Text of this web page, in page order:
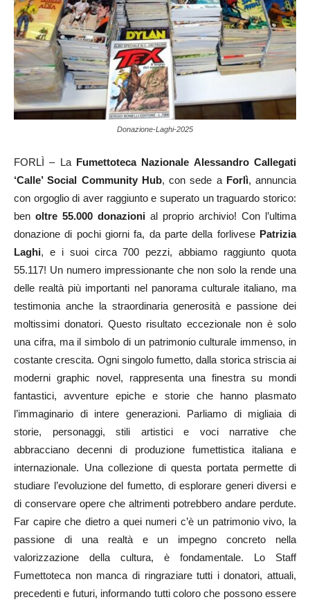
Donazione-Laghi-2025
FORLÌ – La Fumettoteca Nazionale Alessandro Callegati
‘Calle’ Social Community Hub, con sede a Forlì, annuncia
con orgoglio di aver raggiunto e superato un traguardo storico:
ben oltre 55.000 donazioni al proprio archivio! Con l’ultima
donazione di pochi giorni fa, da parte della forlivese Patrizia
Laghi, e i suoi circa 700 pezzi, abbiamo raggiunto quota
55.117! Un numero impressionante che non solo la rende una
delle realtà più importanti nel panorama culturale italiano, ma
testimonia anche la straordinaria generosità e passione dei
moltissimi donatori. Questo risultato eccezionale non è solo
una cifra, ma il simbolo di un patrimonio culturale immenso, in
costante crescita. Ogni singolo fumetto, dalla storica striscia ai
moderni graphic novel, rappresenta una finestra su mondi
fantastici, avventure epiche e storie che hanno plasmato
l’immaginario di intere generazioni. Parliamo di migliaia di
storie, personaggi, stili artistici e voci narrative che
abbracciano decenni di produzione fumettistica italiana e
internazionale. Una collezione di questa portata permette di
studiare l’evoluzione del fumetto, di esplorare generi diversi e
di conservare opere che altrimenti potrebbero andare perdute.
Far capire che dietro a quei numeri c’è un patrimonio vivo, la
passione di una realtà e un impegno concreto nella
valorizzazione della cultura, è fondamentale. Lo Staff
Fumettoteca non manca di ringraziare tutti i donatori, attuali,
precedenti e futuri, informando tutti coloro che possono essere